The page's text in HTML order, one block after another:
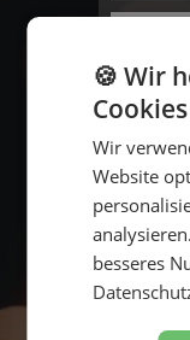
🍪 Wir
Cookies
Wir
Website
besseres